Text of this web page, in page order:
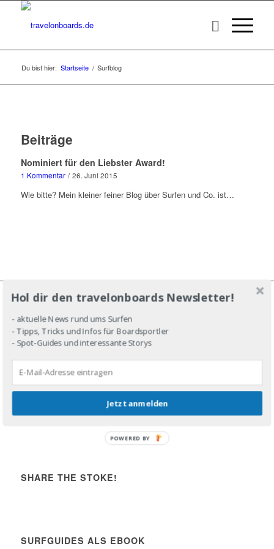
Du bist hier: Startseite / Surfblog
Beiträge
Nominiert für den Liebster Award!
1 Kommentar / 26. Juni 2015
Wie bitte? Mein kleiner feiner Blog über Surfen und Co. ist…
JOIN THE LINE-UP!
DROP IN!
SHARE THE STOKE!
SURFGUIDES ALS EBOOK
Hol dir den travelonboards Newsletter!
- aktuelle News rund ums Surfen
- Tipps, Tricks und Infos für Boardsportler
- Spot-Guides und interessante Storys
Jetzt anmelden
POWERED BY